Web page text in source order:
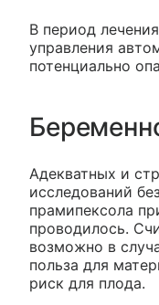
В период
управления
потенциально
Адекватных и
исследований
прамипексола
проводилось.
возможно в
польза для
риск для плода.